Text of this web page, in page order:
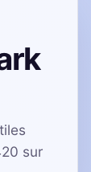
sur